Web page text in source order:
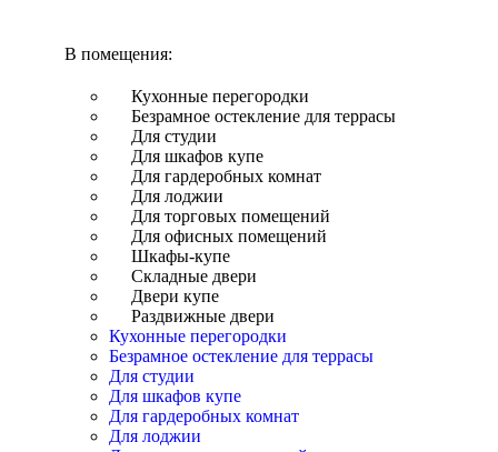
В помещения:
Кухонные перегородки
Безрамное остекление для террасы
Для студии
Для шкафов купе
Для гардеробных комнат
Для лоджии
Для торговых помещений
Для офисных помещений
Шкафы-купе
Складные двери
Двери купе
Раздвижные двери
Кухонные перегородки
Безрамное остекление для террасы
Для студии
Для шкафов купе
Для гардеробных комнат
Для лоджии